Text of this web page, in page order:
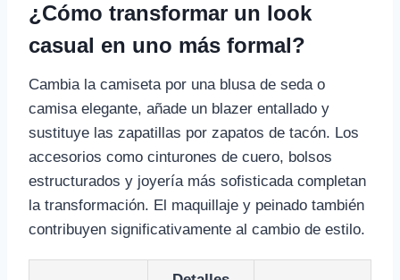
¿Cómo transformar un look
casual en uno más formal?
Cambia la camiseta por una blusa de seda o
camisa elegante, añade un blazer entallado y
sustituye las zapatillas por zapatos de tacón. Los
accesorios como cinturones de cuero, bolsos
estructurados y joyería más sofisticada completan
la transformación. El maquillaje y peinado también
contribuyen significativamente al cambio de estilo.